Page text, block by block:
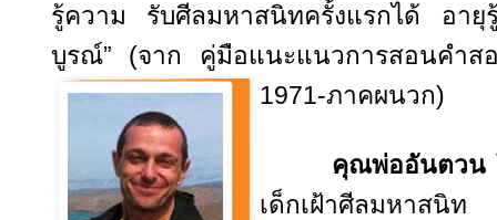
รู้ความ รับศีลมหาสนิทครั้งแรกได้ อา
บูรณ์” (จาก คู่มือแนะแนวการสอนคำส
1971-ภาคผนวก)
คุณพ่ออันตวน
เด็กเฝ้าศีลมหาสนิท